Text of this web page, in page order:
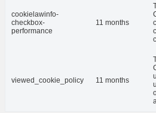
cookielawinfo-
checkbox-
performance
11 months
viewed_cookie_policy 11 months